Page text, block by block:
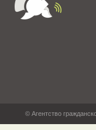
© Агентство